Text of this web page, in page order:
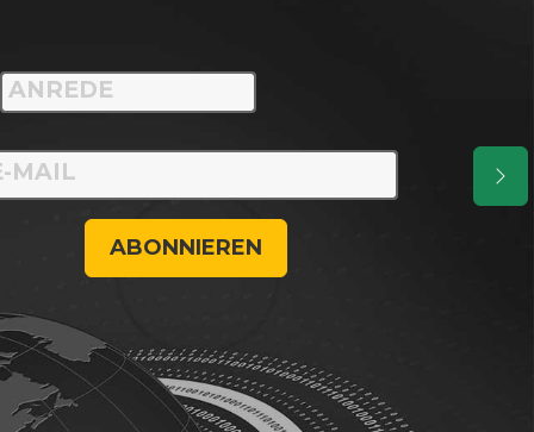
ABONNIEREN